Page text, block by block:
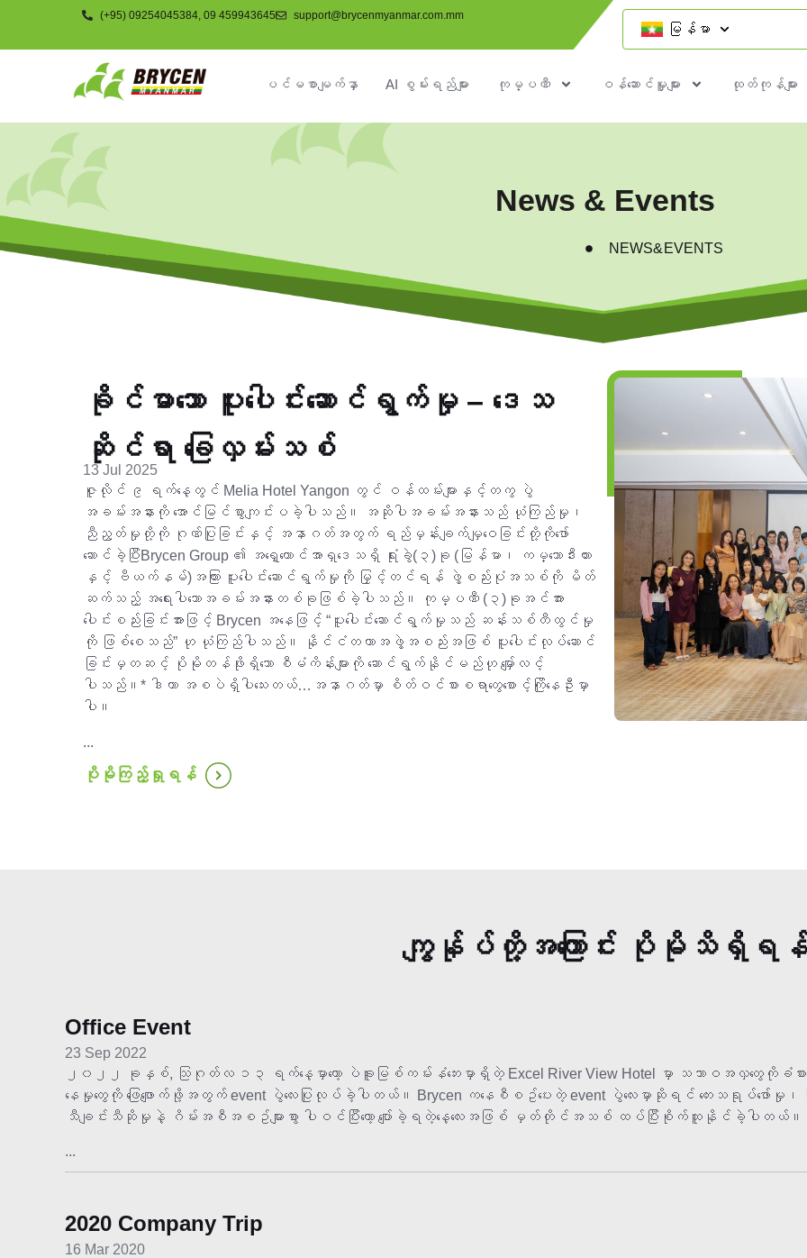
(+95) 09254045384, 09 459943645 support@brycenmyanmar.com.mm
မြန်မာ
ပင်မစာမျက်နှာ AI စွမ်းရည်များ ကုမ္ပဏီ ဝန်ဆောင်မှူများ ထုတ်ကုန်များ
News & Events
NEWS&EVENTS
ခိုင်မာသော ပူးပေါင်းဆောင်ရွက်မှု – ဒေသ
ဆိုင်ရာ ခြေလှမ်းသစ်
13 Jul 2025
ဇူလိုင် ၉ ရက်နေ့တွင် Melia Hotel Yangon တွင် ဝန်ထမ်းများနှင့်တကွ ပွဲ
အခမ်းအနားကို အောင်မြင်စွာကျင်းပခဲ့ပါသည်။ အဆိုပါအခမ်းအနားသည် ယုံကြည်မှု၊
ညီညွတ်မှုတို့ကို ဂုဏ်ပြုခြင်းနှင့် အနာဂတ်အတွက် ရည်မှန်းချက်မျှဝေခြင်းတို့ကိုဖော်
ဆောင်ခဲ့ပြီးBrycen Group ၏ အရှေ့တောင်အာရှဒေသရှိ ရုံးခွဲ(၃)ခု (မြန်မာ၊ ကမ္ဘောဒီးယား
နှင့် ဗီယက်နမ်)အကြား ပူးပေါင်းဆောင်ရွက်မှုကို မြှင့်တင်ရန် ဖွဲ့စည်းပုံအသစ်ကို မိတ်
ဆက်သည့် အရေးပါသောအခမ်းအနားတစ်ခုဖြစ်ခဲ့ပါသည်။ ကုမ္ပဏီ (၃)ခုအင်အား
ပေါင်းစည်းခြင်းအားဖြင့် Brycen အနေဖြင့် “ပူးပေါင်းဆောင်ရွက်မှုသည် ဆန်းသစ်တီထွင်မှု
ကို ဖြစ်စေသည်” ဟု ယုံကြည်ပါသည်။ နိုင်ငံတကာအဖွဲ့အစည်းအဖြစ် ပူးပေါင်းလုပ်ဆောင်
ခြင်းမှတဆင့် ပိုမိုတန်ဖိုးရှိသော စီမံကိန်းများကို ဆောင်ရွက်နိုင်မည်ဟု မျှော်လင့်
ပါသည်။* ဒါဟာ အစပဲရှိပါသေးတယ်…အနာဂတ်မှာ စိတ်ဝင်စားစရာတွေစောင့်ကြိုနေဦးမှာ
ပါ။
...
ပိုမိုကြည့်ရှုရန်
ကျွန်ုပ်တို့အကြောင်း ပိုမိုသိရှိရ
Office Event
23 Sep 2022
၂၀၂၂ ခုနှစ်, သြဂုတ်လ ၁၃ ရက်နေ့မှာတော့ ပဲခူးမြစ်ကမ်းနံဘေးမှာရှိတဲ့ Excel River View Hotel မှာ သဘာဝအလှတွေကိုခံ
နေမှုတွေကို ဖြေဖျောက်ဖို့အတွက် event ပွဲလေးပြုလုပ်ခဲ့ပါတယ်။ Brycen ကနေစီစဥ်ပေးတဲ့ event ပွဲလေးမှာဆိုရင် တေးသရုပ်ဖော်မှု
သီချင်းသီဆိုမှုနဲ့ ဂိမ်းအစီအစဥ်များစွာ ပါဝင်ပြီးတော့ ပျော်ခဲ့ရတဲ့နေ့လေးအဖြစ် မှတ်တိုင်အသစ် ထပ်ပြီးစိုက်ထူနိုင်ခဲ့ပါတယ်။
...
2020 Company Trip
16 Mar 2020